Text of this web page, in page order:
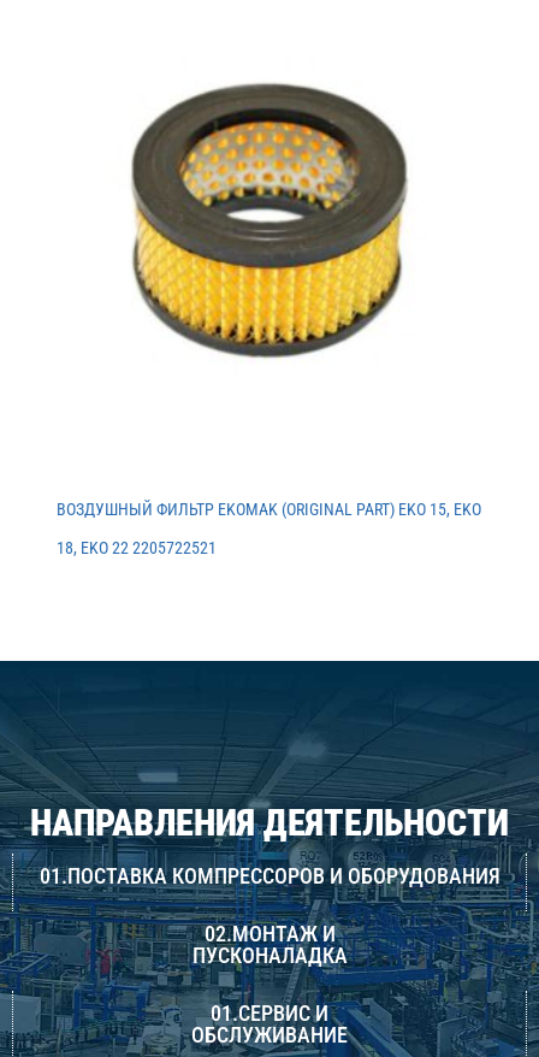
ВОЗДУШНЫЙ ФИЛЬТР EKOMAK (ORIGINAL PART) EKO 15, EKO
18, EKO 22 2205722521
НАПРАВЛЕНИЯ ДЕЯТЕЛЬНОСТИ
01.ПОСТАВКА КОМПРЕССОРОВ И ОБОРУДОВАНИЯ
02.МОНТАЖ И
ПУСКОНАЛАДКА
01.СЕРВИС И
ОБСЛУЖИВАНИЕ